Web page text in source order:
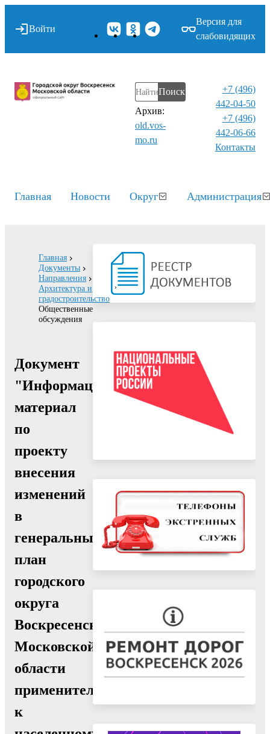
Войти
Версия для
слабовидящих
Поиск
Архив:
old.vos-
mo.ru
+7 (496)
442-04-50
+7 (496)
442-06-66
Контакты⁠
Главная Новости Округ Администрация
Главная
Документы
Направления
Архитектура и
градостроительство
Общественные
обсуждения
Документ
"Информационный
материал
по
проекту
внесения
изменений
в
генеральный
план
городского
округа
Воскресенск
Московской
области
применительно
к